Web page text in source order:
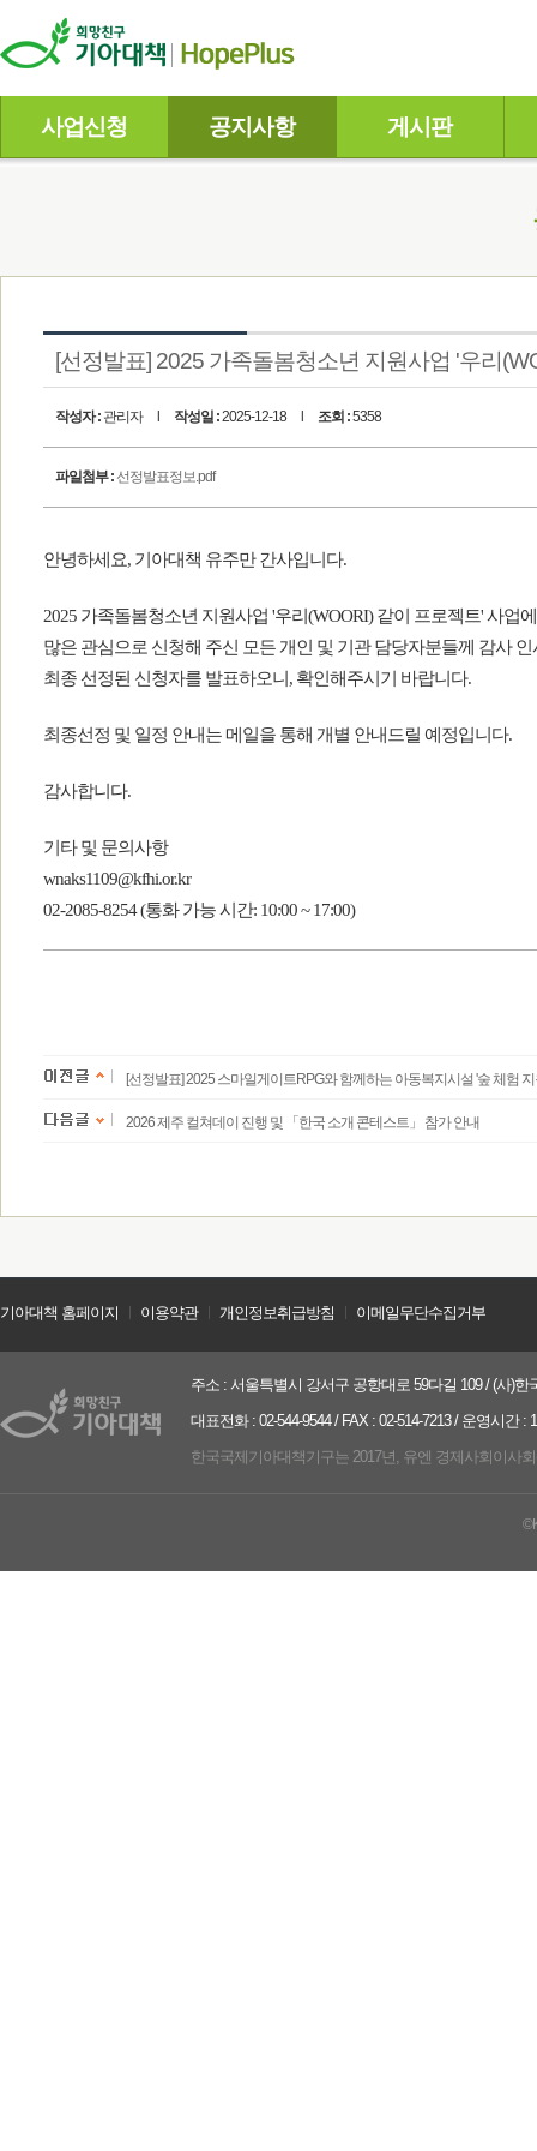
사업신청 공지사항 게시판
[선정발표] 2025 가족돌봄청소년 지원사업 '우리
작성자 : 관리자 작성일 :2025-12-18 조회 :5358
파일첨부 :선정발표정보.pdf
안녕하세요, 기아대책 유주만 간사입니다.
2025 가족돌봄청소년 지원사업 '우리(WOORI) 같이 프로젝트' 사업
많은 관심으로 신청해 주신 모든 개인 및 기관 담당자분들께 감사
최종 선정된 신청자를 발표하오니, 확인해주시기 바랍니다.
최종선정 및 일정 안내는 메일을 통해 개별 안내드릴 예정입니다.
감사합니다.
기타 및 문의사항
wnaks1109@kfhi.or.kr
02-2085-8254 (통화 가능 시간: 10:00 ~ 17:00)
[선정발표] 2025 스마일게이트RPG와 함께하는 아동복지시설 '숲 체험
2026 제주 컬쳐데이 진행 및 「한국 소개 콘테스트」 참가 안내
기아대책 홈페이지 이용약관 개인정보취급방침 이메일무단수집거부
주소 : 서울특별시 강서구 공항대로 59다길 109 / (사)
대표전화 : 02-544-9544 / FAX : 02-514-7213 / 운영시간 :
한국국제기아대책기구는 2017년, 유엔 경제사회이사